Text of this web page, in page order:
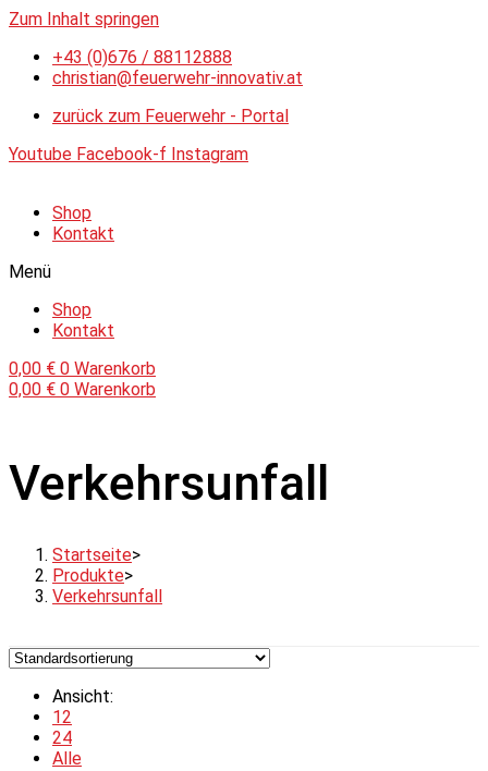
Zum Inhalt springen
+43 (0)676 / 88112888
christian@feuerwehr-innovativ.at
zurück zum Feuerwehr - Portal
Youtube Facebook-f Instagram
Shop
Kontakt
Menü
Shop
Kontakt
0,00 € 0 Warenkorb
0,00 € 0 Warenkorb
Verkehrsunfall
Startseite>
Produkte>
Verkehrsunfall
Ansicht:
12
24
Alle